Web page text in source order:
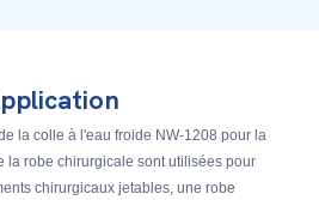
la colle à l'eau froide NW-1208 pour la
la robe chirurgicale sont utilisées pour
chirurgicaux jetables, une robe